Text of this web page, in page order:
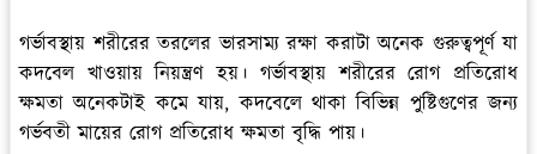
গর্ভাবস্থায় শরীরের তরলের ভারসাম্য রক্ষা করাটা অনেক গুরুত্বপূর্ণ যা
কদবেল খাওয়ায় নিয়ন্ত্রণ হয়। গর্ভাবস্থায় শরীরের রোগ প্রতিরোধ
ক্ষমতা অনেকটাই কমে যায়, কদবেলে থাকা বিভিন্ন পুষ্টিগুণের জন্য
গর্ভবতী মায়ের রোগ প্রতিরোধ ক্ষমতা বৃদ্ধি পায়।